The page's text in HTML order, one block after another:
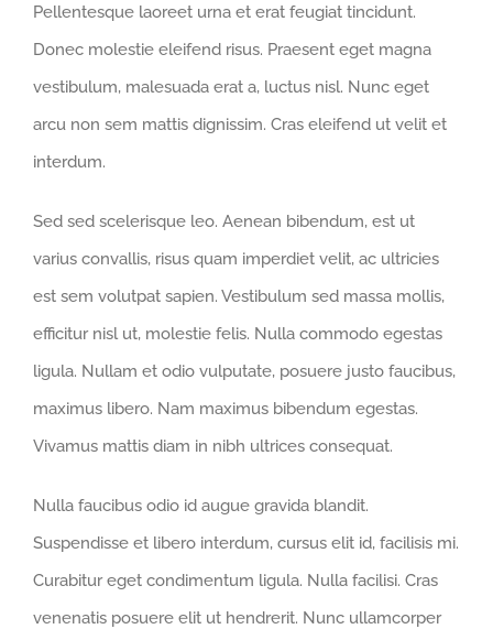
Pellentesque laoreet urna et erat feugiat tincidunt.
Donec molestie eleifend risus. Praesent eget magna
vestibulum, malesuada erat a, luctus nisl. Nunc eget
arcu non sem mattis dignissim. Cras eleifend ut velit et
interdum.
Sed sed scelerisque leo. Aenean bibendum, est ut
varius convallis, risus quam imperdiet velit, ac ultricies
est sem volutpat sapien. Vestibulum sed massa mollis,
efficitur nisl ut, molestie felis. Nulla commodo egestas
ligula. Nullam et odio vulputate, posuere justo faucibus,
maximus libero. Nam maximus bibendum egestas.
Vivamus mattis diam in nibh ultrices consequat.
Nulla faucibus odio id augue gravida blandit.
Suspendisse et libero interdum, cursus elit id, facilisis mi.
Curabitur eget condimentum ligula. Nulla facilisi. Cras
venenatis posuere elit ut hendrerit. Nunc ullamcorper